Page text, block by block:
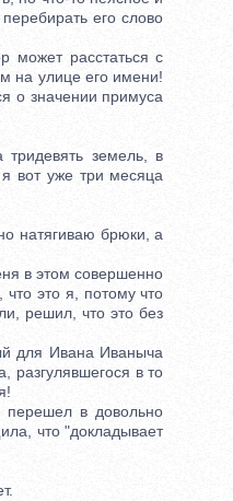
его слово
может расстаться с
на улице его имени!
о значении примуса
земель, в
вот уже три месяца
натягиваю брюки, а
в этом совершенно
это я, потому что
решил, что это без
для Ивана Иваныча
разгулявшегося в то
в довольно
что "докладывает